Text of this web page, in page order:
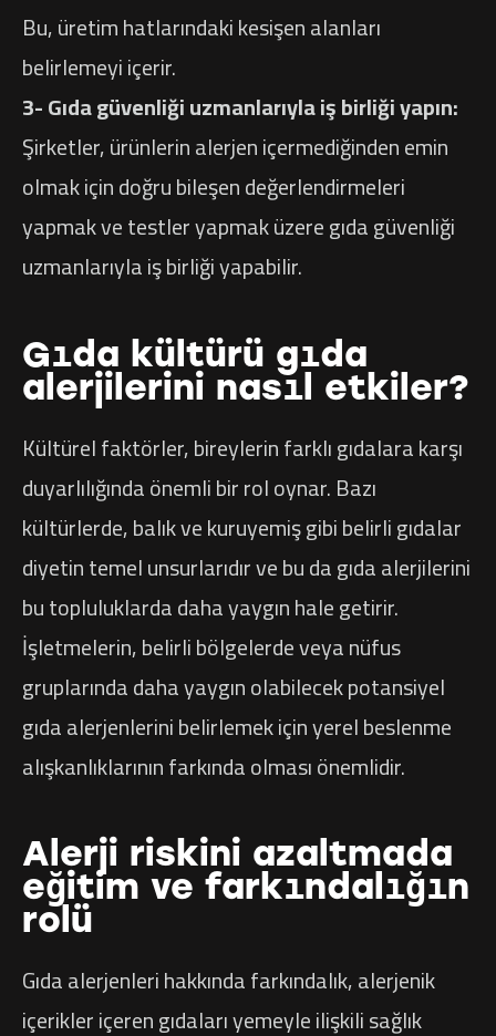
Bu, üretim hatlarındaki kesişen alanları
belirlemeyi içerir.
3- Gıda güvenliği uzmanlarıyla iş birliği yapın:
Şirketler, ürünlerin alerjen içermediğinden emin
olmak için doğru bileşen değerlendirmeleri
yapmak ve testler yapmak üzere gıda güvenliği
uzmanlarıyla iş birliği yapabilir.
Gıda kültürü gıda
alerjilerini nasıl etkiler?
Kültürel faktörler, bireylerin farklı gıdalara karşı
duyarlılığında önemli bir rol oynar. Bazı
kültürlerde, balık ve kuruyemiş gibi belirli gıdalar
diyetin temel unsurlarıdır ve bu da gıda alerjilerini
bu topluluklarda daha yaygın hale getirir.
İşletmelerin, belirli bölgelerde veya nüfus
gruplarında daha yaygın olabilecek potansiyel
gıda alerjenlerini belirlemek için yerel beslenme
alışkanlıklarının farkında olması önemlidir.
Alerji riskini azaltmada
eğitim ve farkındalığın
rolü
Gıda alerjenleri hakkında farkındalık, alerjenik
içerikler içeren gıdaları yemeyle ilişkili sağlık